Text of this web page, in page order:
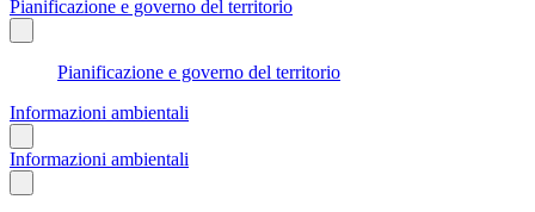
Pianificazione e governo del territorio
Pianificazione e governo del territorio
Informazioni ambientali
Informazioni ambientali